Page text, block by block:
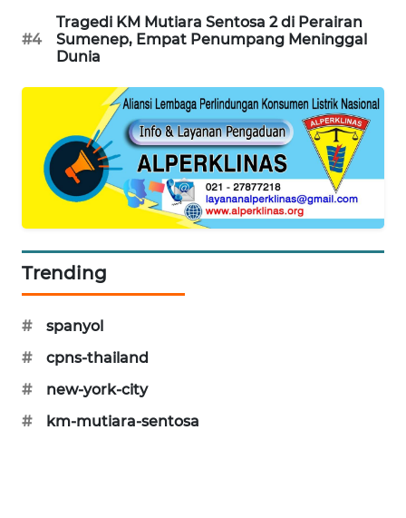
#4
Tragedi KM Mutiara Sentosa 2 di Perairan
Sumenep, Empat Penumpang Meninggal
Dunia
Trending
#
spanyol
#
cpns-thailand
#
new-york-city
#
km-mutiara-sentosa
MKLI
KOPEKLIN
FORWAMKI
ALPERKLINAS
TAMBANG